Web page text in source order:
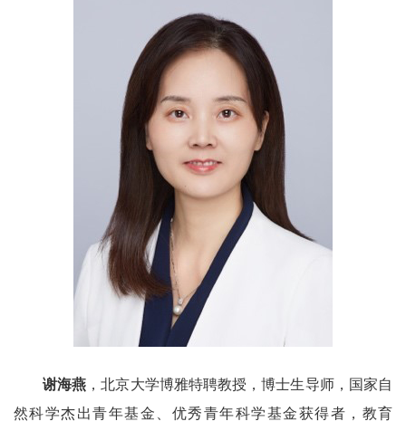
谢海燕 ，北京大学博雅特聘教授，博士生导师，国家自
然科学杰出青年基金、优秀青年科学基金获得者，教育